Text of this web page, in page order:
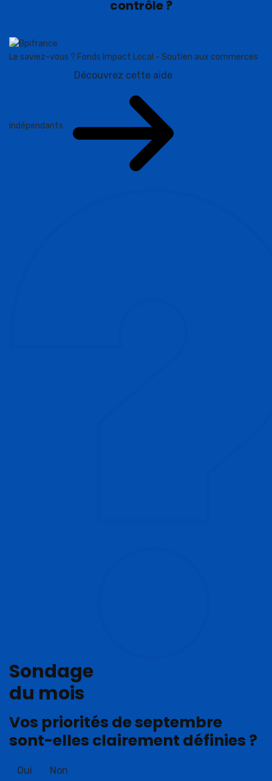
contrôle ?
Le saviez-vous ? Fonds Impact Local - Soutien aux commerces
indépendants
Découvrez cette aide
Sondage
du mois
Vos priorités de septembre
sont-elles clairement définies ?
Oui Non